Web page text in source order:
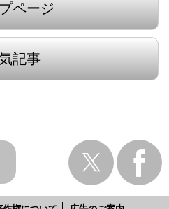
ページ
記事